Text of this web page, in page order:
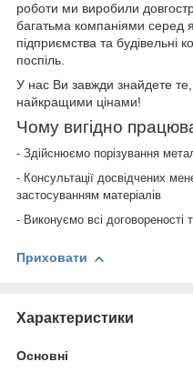
роботи ми виробили
багатьма компаніями серед
підприємства та будівельні
поспіль.
У нас Ви завжди знайдете
найкращими цінами!
Чому вигідно
- Здійснюємо порізування
- Консультації досвідчених
застосуванням матеріалів
- Виконуємо всі договореності
Приховати
Характеристики
Основні